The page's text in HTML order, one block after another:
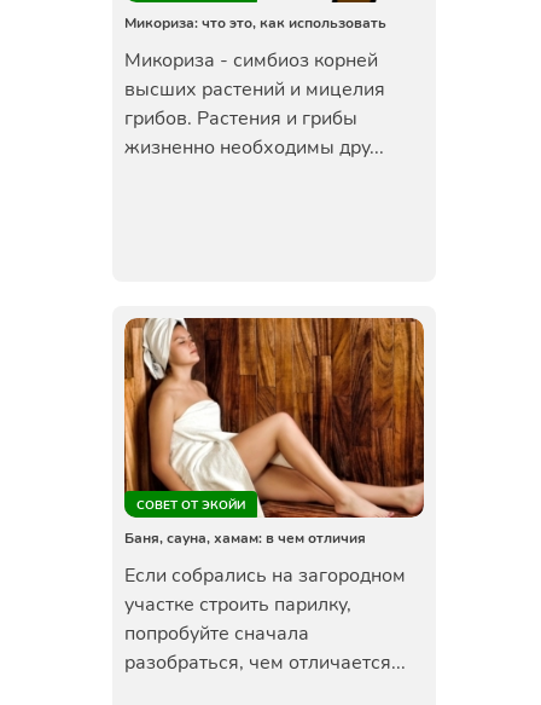
Микориза: что это, как использовать
Микориза - симбиоз корней
высших растений и мицелия
грибов. Растения и грибы
жизненно необходимы дру...
СОВЕТ ОТ ЭКОЙИ
Баня, сауна, хамам: в чем отличия
Если собрались на загородном
участке строить парилку,
попробуйте сначала
разобраться, чем отличается...